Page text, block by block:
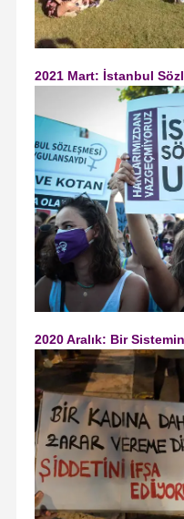
2021 Mart: İstanbul
2020 Aralık: Bir